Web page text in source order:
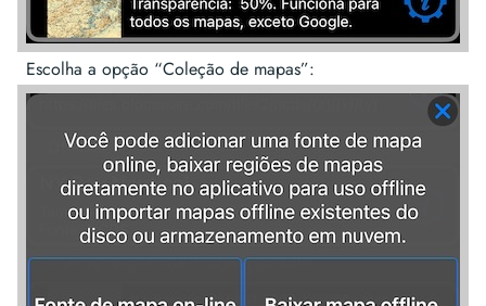
Escolha a opção “Coleção de mapas”: